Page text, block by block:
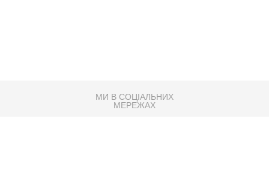
МИ В СОЦІАЛЬНИХ
МЕРЕЖАХ